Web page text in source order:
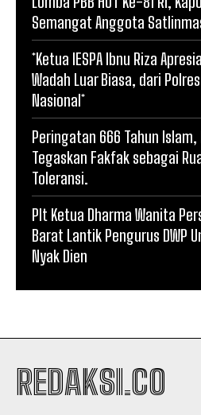
Semangat Anggota
*Ketua IESPA Ibnu Riza
Wadah Luar Biasa, dari
Nasional*
Peringatan 666 Tahun
Tegaskan Fakfak sebagai
Toleransi.
Plt Ketua Dharma Wanita
Barat Lantik Pengurus DWP
Nyak Dien
REDAKSI.CO